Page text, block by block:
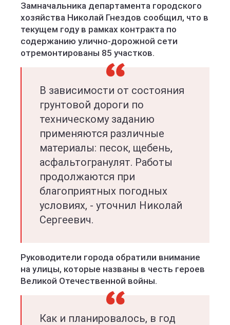
Замначальника департамента городского
хозяйства Николай Гнездов сообщил, что в
текущем году в рамках контракта по
содержанию улично-дорожной сети
отремонтированы 85 участков.
В зависимости от состояния
грунтовой дороги по
техническому заданию
применяются различные
материалы: песок, щебень,
асфальтогранулят. Работы
продолжаются при
благоприятных погодных
условиях, - уточнил Николай
Сергеевич.
Руководители города обратили внимание
на улицы, которые названы в честь героев
Великой Отечественной войны.
Как и планировалось, в год